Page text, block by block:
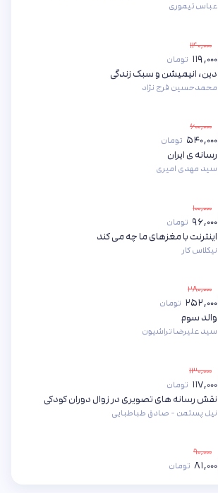
عباس تیموری
۱۴۰,۰۰۰
۱۱۹,۰۰۰ تومان
دین، انیمیشن و سبک زندگی
محمدحسین فرج نژاد
۶۰۰,۰۰۰
۵۴۰,۰۰۰ تومان
رسانه ی ایران
سید مهدی امیری
۱۰۰,۰۰۰
۹۶,۰۰۰ تومان
اینترنت با مغزهای ما چه می کند
نیکلاس کار
۲۸۰,۰۰۰
۲۵۲,۰۰۰ تومان
والد سوم
سید علیرضا تراشیون
۱۳۰,۰۰۰
۱۱۷,۰۰۰ تومان
نقش رسانه های تصویری در زوال دوران کودکی
نیل پستمن - صادق طباطبایی
۹۰,۰۰۰
۸۱,۰۰۰ تومان